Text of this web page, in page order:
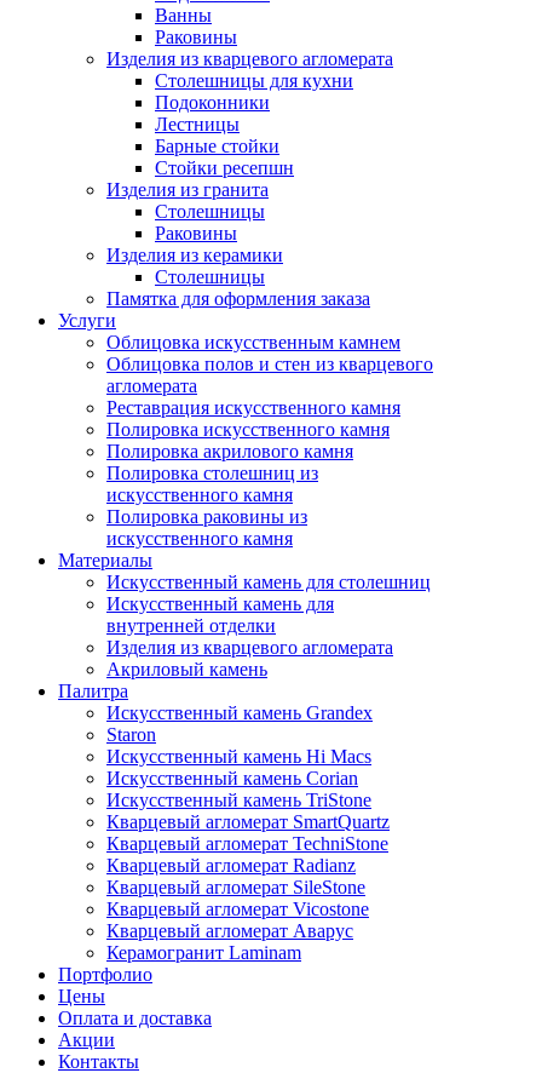
Ванны
Раковины
Изделия из кварцевого агломерата
Столешницы для кухни
Подоконники
Лестницы
Барные стойки
Стойки ресепшн
Изделия из гранита
Столешницы
Раковины
Изделия из керамики
Столешницы
Памятка для оформления заказа
Услуги
Облицовка искусственным камнем
Облицовка полов и стен из кварцевого
агломерата
Реставрация искусственного камня
Полировка искусственного камня
Полировка акрилового камня
Полировка столешниц из
искусственного камня
Полировка раковины из
искусственного камня
Материалы
Искусственный камень для столешниц
Искусственный камень для
внутренней отделки
Изделия из кварцевого агломерата
Акриловый камень
Палитра
Искусственный камень Grandex
Staron
Искусственный камень Hi Macs
Искусственный камень Corian
Искусственный камень TriStone
Кварцевый агломерат SmartQuartz
Кварцевый агломерат TechniStone
Кварцевый агломерат Radianz
Кварцевый агломерат SileStone
Кварцевый агломерат Vicostone
Кварцевый агломерат Аварус
Керамогранит Laminam
Портфолио
Цены
Оплата и доставка
Акции
Контакты